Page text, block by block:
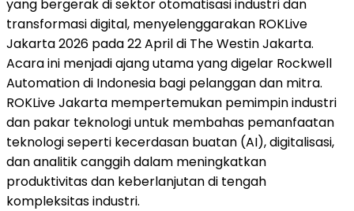
yang bergerak di sektor otomatisasi industri dan
transformasi digital, menyelenggarakan ROKLive
Jakarta 2026 pada 22 April di The Westin Jakarta.
Acara ini menjadiajangutama yang digelar Rockwell
Automation di Indonesia bagi pelanggan dan mitra.
ROKLive Jakarta mempertemukan pemimpin industri
dan pakar teknologi untuk membahas pemanfaatan
teknologi seperti kecerdasan buatan (AI), digitalisasi,
dananalitikcanggih dalam meningkatkan
produktivitas dan keberlanjutan di tengah
kompleksitas industri.